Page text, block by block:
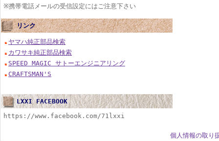
※携帯電話メールの受信設定にはご注意下さい
リンク
ヤマハ純正部品検索
カワサキ純正部品検索
SPEED MAGIC サトーエンジニアリング
CRAFTSMAN'S
LXXI FACEBOOK
https://www.facebook.com/71lxxi
個人情報の取り